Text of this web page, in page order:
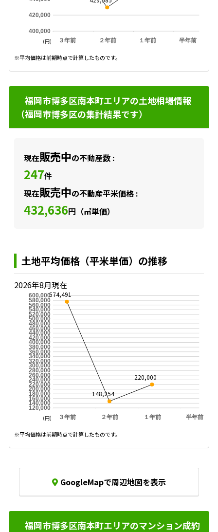
３年前 ２年前 １年前 半年前
400,000
420,000
(円)
※平均価格は前期時点で計算したものです。
福岡市博多区南本町エリアの土地相場情報
（福岡市博多区の集計結果です）
現在販売中の不動産数 :
247件
現在販売中の不動産平米価格 :
432,636円（㎡単価）
土地平均価格（平米単価）の推移
2026年8月現在
３年前 ２年前 １年前 半年前
120,000
140,000
160,000
180,000
200,000
220,000
240,000
260,000
280,000
300,000
320,000
340,000
360,000
380,000
400,000
420,000
440,000
460,000
480,000
500,000
520,000
540,000
560,000
580,000
600,000574,491
148,254
220,000
(円)
※平均価格は前期時点で計算したものです。
GoogleMapで周辺地図を表示
福岡市博多区南本町エリアのマンション成約